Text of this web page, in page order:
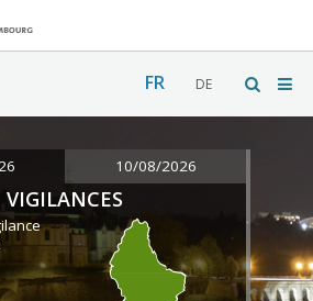
FR DE
10/08/2026
VIGILANCES